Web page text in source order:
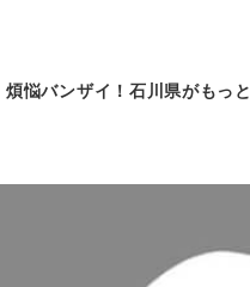
煩悩バンザイ！石川県がもっと